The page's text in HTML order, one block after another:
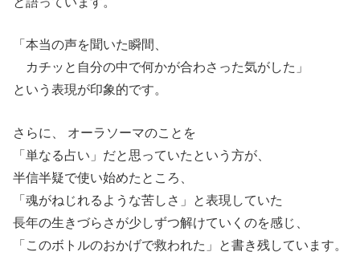
「本当の声を聞いた瞬間、
カチッと自分の中で何かが合わさった気がした」
という表現が印象的です。
さらに、 オーラソーマのことを
「単なる占い」だと思っていたという方が、
半信半疑で使い始めたところ、
「魂がねじれるような苦しさ」と表現していた
長年の生きづらさが少しずつ解けていくのを感じ、
「このボトルのおかげで救われた」と書き残しています。